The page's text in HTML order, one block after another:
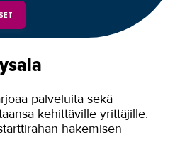
ja isännöinti
palveluita sekä
kehittäville yrittäjille.
hakemisen